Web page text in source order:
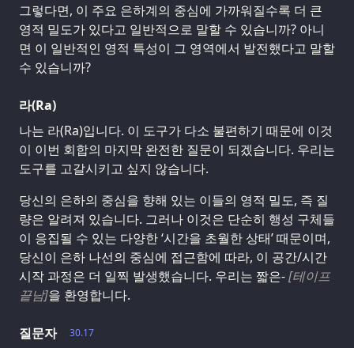
그렇다면, 이 주요 은하계의 중심에 가까워질수록 더 큰
영적 밀도가 있다고 일반적으로 말할 수 있습니까? 아니
면 이 일반적인 영적 특성이 그 영역에서 발전했다고 말할
수 있습니까?
라(Ra)
나는 라(Ra)입니다. 이 도구가 다소 불편하기 때문에 이것
이 이번 회합의 마지막 완전한 질문이 되겠습니다. 우리는
도구를 고갈시키고 싶지 않습니다.
당신의 은하의 중심을 향해 있는 이들의 영적 밀도, 즉 질
량은 알려져 있습니다. 그러나 이것은 단순히 행성 구체들
이 응집될 수 있는 다양한 ‘시간을 초월한 상태’ 때문이며,
당신이 은하 나선의 중심에 접근함에 따라, 이 공간/시간
시작 과정은 더 일찍 발생했습니다. 우리는 짧은-[테이프
끝남]을 환영합니다.
30.17
질문자